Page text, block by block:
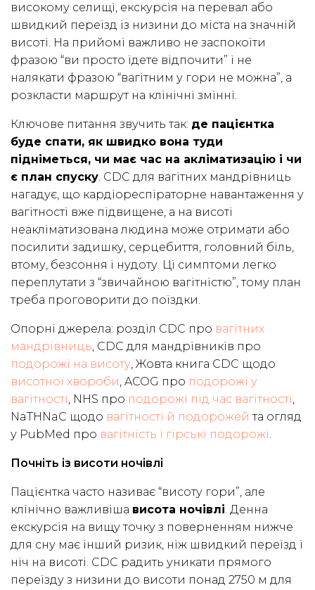
високому селищі, екскурсія на перевал або
швидкий переїзд із низини до міста на значній
висоті. На прийомі важливо не заспокоїти
фразою “ви просто їдете відпочити” і не
налякати фразою “вагітним у гори не можна”, а
розкласти маршрут на клінічні змінні.
Ключове питання звучить так: де пацієнтка
буде спати, як швидко вона туди
підніметься, чи має час на акліматизацію і чи
є план спуску. CDC для вагітних мандрівниць
нагадує, що кардіореспіраторне навантаження у
вагітності вже підвищене, а на висоті
неакліматизована людина може отримати або
посилити задишку, серцебиття, головний біль,
втому, безсоння і нудоту. Ці симптоми легко
переплутати з “звичайною вагітністю”, тому план
треба проговорити до поїздки.
Опорні джерела: розділ CDC про вагітних
мандрівниць, CDC для мандрівників про
подорожі на висоту, Жовта книга CDC щодо
висотної хвороби, ACOG про подорожі у
вагітності, NHS про подорожі під час вагітності,
NaTHNaC щодо вагітності й подорожей та огляд
у PubMed про вагітність і гірські подорожі.
Почніть із висоти ночівлі
Пацієнтка часто називає “висоту гори”, але
клінічно важливіша висота ночівлі. Денна
екскурсія на вищу точку з поверненням нижче
для сну має інший ризик, ніж швидкий переїзд і
ніч на висоті. CDC радить уникати прямого
переїзду з низини до висоти понад 2750 м для